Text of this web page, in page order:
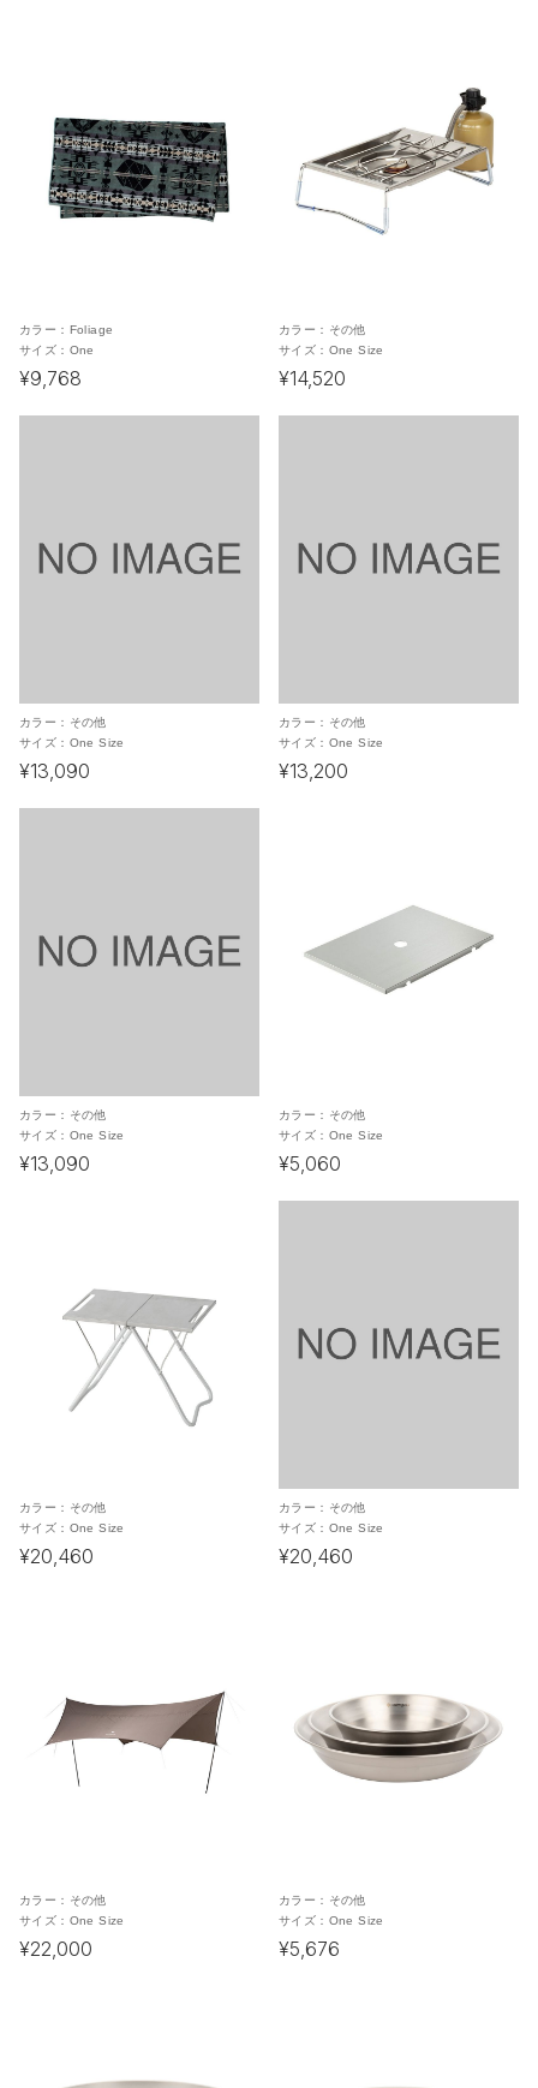
カラー： Foliage
サイズ： One
¥9,768
カラー： その他
サイズ： One Size
¥14,520
カラー： その他
サイズ： One Size
¥13,090
カラー： その他
サイズ： One Size
¥13,200
カラー： その他
サイズ： One Size
¥13,090
カラー： その他
サイズ： One Size
¥5,060
カラー： その他
サイズ： One Size
¥20,460
カラー： その他
サイズ： One Size
¥20,460
カラー： その他
サイズ： One Size
¥22,000
カラー： その他
サイズ： One Size
¥5,676